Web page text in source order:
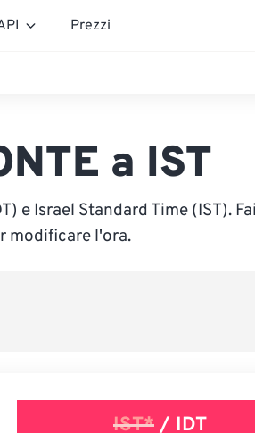
Prezzi
a IST
e Israel Standard Time (IST).
modificare l'ora.
IST*/ IDT